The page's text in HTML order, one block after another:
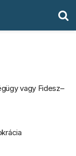
vagy Fidesz–